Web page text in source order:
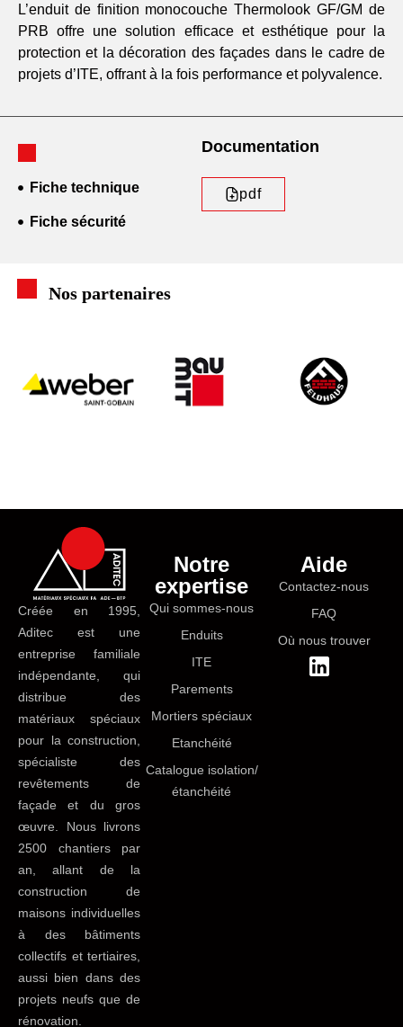
L’enduit de finition monocouche Thermolook GF/GM de
PRB offre une solution efficace et esthétique pour la
protection et la décoration des façades dans le cadre de
projets d’ITE, offrant à la fois performance et polyvalence.
Documentation
Fiche technique
pdf
Fiche sécurité
Nos partenaires
Créée en 1995,
Aditec est une
entreprise familiale
indépendante, qui
distribue des
matériaux spéciaux
pour la construction,
spécialiste des
revêtements de
façade et du gros
œuvre. Nous livrons
2500 chantiers par
an, allant de la
construction de
maisons individuelles
à des bâtiments
collectifs et tertiaires,
aussi bien dans des
projets neufs que de
rénovation.
Notre
expertise
Qui sommes-nous
Enduits
ITE
Parements
Mortiers spéciaux
Etanchéité
Catalogue isolation/
étanchéité
Aide
Contactez-nous
FAQ
Où nous trouver